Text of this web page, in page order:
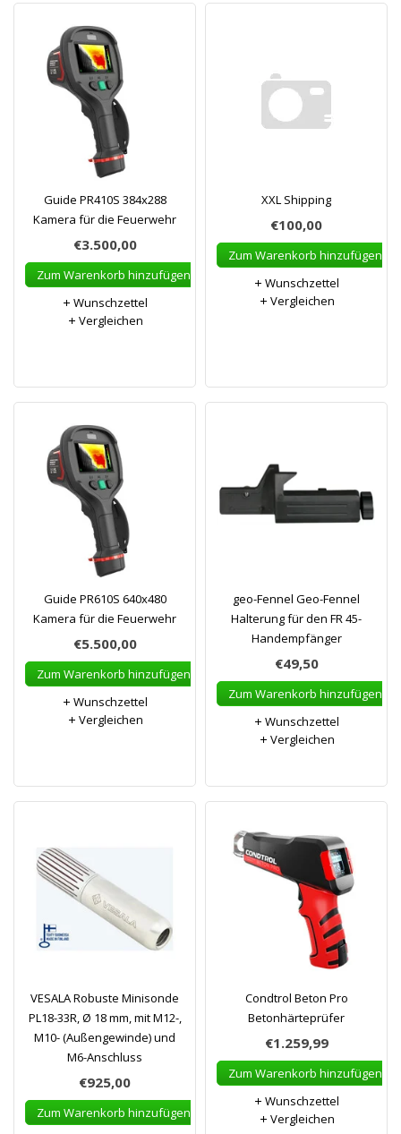
Guide PR410S 384x288
Kamera für die Feuerwehr
€3.500,00
Zum Warenkorb hinzufügen
Wunschzettel
Vergleichen
XXL Shipping
€100,00
Zum Warenkorb hinzufügen
Wunschzettel
Vergleichen
Guide PR610S 640x480
Kamera für die Feuerwehr
€5.500,00
Zum Warenkorb hinzufügen
Wunschzettel
Vergleichen
geo-Fennel Geo-Fennel
Halterung für den FR 45-
Handempfänger
€49,50
Zum Warenkorb hinzufügen
Wunschzettel
Vergleichen
VESALA Robuste Minisonde
PL18-33R, Ø 18 mm, mit M12-,
M10- (Außengewinde) und
M6-Anschluss
€925,00
Zum Warenkorb hinzufügen
Condtrol Beton Pro
Betonhärteprüfer
€1.259,99
Zum Warenkorb hinzufügen
Wunschzettel
Vergleichen